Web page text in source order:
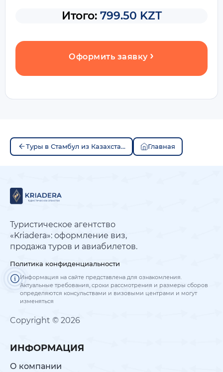
Итого: 799.50 KZT
Оформить заявку
Туры в Стамбул из Казахстана Главная
Туристическое агентство
«Kriadera»: оформление виз,
продажа туров и авиабилетов.
Политика конфиденциальности
Информация на сайте представлена для ознакомления.
Актуальные требования, сроки рассмотрения и размеры сборов
определяются консульствами и визовыми центрами и могут
изменяться
Copyright © 2026
ИНФОРМАЦИЯ
О компании